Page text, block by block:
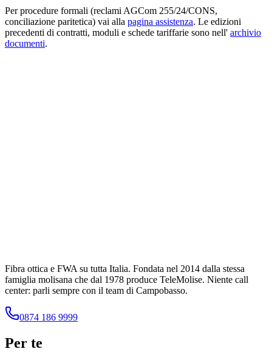
Per procedure formali (reclami AGCom 255/24/CONS,
conciliazione paritetica) vai alla pagina assistenza. Le edizioni
precedenti di contratti, moduli e schede tariffarie sono nell' archivio
documenti.
Fibra ottica e FWA su tutta Italia. Fondata nel 2014 dalla stessa
famiglia molisana che dal 1978 produce TeleMolise. Niente call
center: parli sempre con il team di Campobasso.
0874 186 9999
Per te